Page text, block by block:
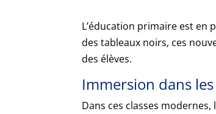
L’éducation primaire est en
des tableaux noirs, ces
des élèves.
Immersion dans
Dans ces classes modernes,